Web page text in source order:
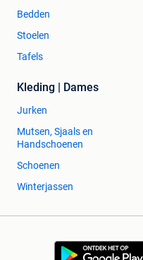
Bedden
Stoelen
Tafels
Kleding | Dames
Jurken
Mutsen, Sjaals en
Handschoenen
Schoenen
Winterjassen